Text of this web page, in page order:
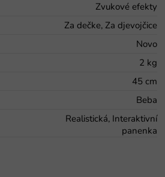
Zvukové efekty
Za dečke, Za djevojčice
Novo
2 kg
45 cm
Beba
Realistická, Interaktivní
panenka